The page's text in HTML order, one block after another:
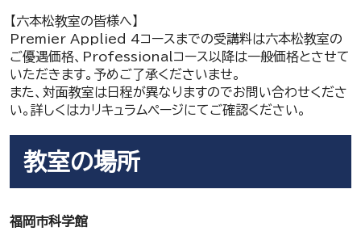
【六本松教室の皆様へ】
Premier Applied 4コースまでの受講料は六本松教室の
ご優遇価格、Professionalコース以降は一般価格とさせて
いただきます。予めご了承くださいませ。
また、対面教室は日程が異なりますのでお問い合わせくださ
い。詳しくはカリキュラムページにてご確認ください。
教室の場所
福岡市科学館